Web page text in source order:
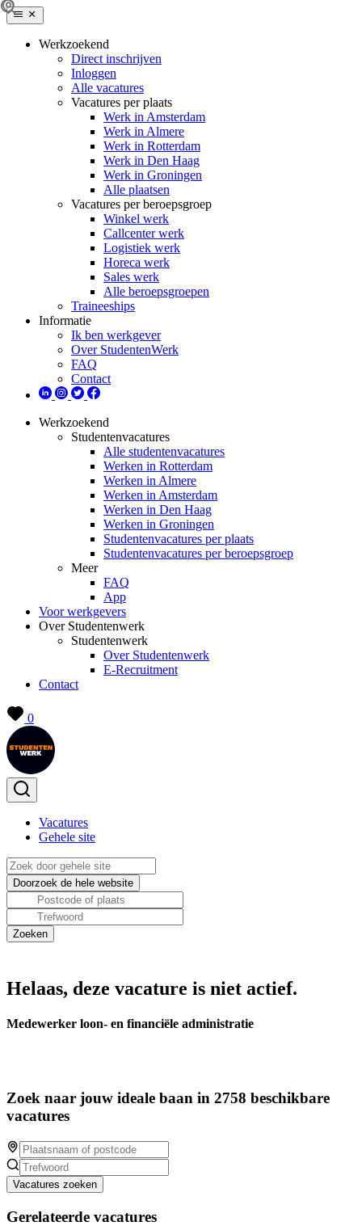
Werkzoekend
Direct inschrijven
Inloggen
Alle vacatures
Vacatures per plaats
Werk in Amsterdam
Werk in Almere
Werk in Rotterdam
Werk in Den Haag
Werk in Groningen
Alle plaatsen
Vacatures per beroepsgroep
Winkel werk
Callcenter werk
Logistiek werk
Horeca werk
Sales werk
Alle beroepsgroepen
Traineeships
Informatie
Ik ben werkgever
Over StudentenWerk
FAQ
Contact
Werkzoekend
Studentenvacatures
Alle studentenvacatures
Werken in Rotterdam
Werken in Almere
Werken in Amsterdam
Werken in Den Haag
Werken in Groningen
Studentenvacatures per plaats
Studentenvacatures per beroepsgroep
Meer
FAQ
App
Voor werkgevers
Over Studentenwerk
Studentenwerk
Over Studentenwerk
E-Recruitment
Contact
0
Vacatures
Gehele site
Helaas, deze vacature is niet actief.
Medewerker loon- en financiële administratie
Zoek naar jouw ideale baan in 2758 beschikbare
vacatures
Vacatures zoeken
Gerelateerde vacatures